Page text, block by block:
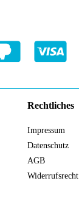
Rechtliches
Impressum
Datenschutz
AGB
Widerrufsrecht